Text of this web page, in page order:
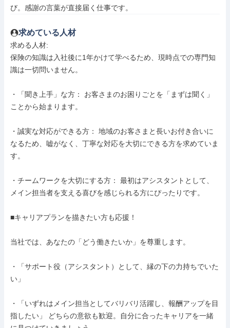
び。感謝の言葉が直接届く仕事です。
求めている人材
求める人材:
保険の知識は入社後に1年かけて学べるため、現時点での専門知
識は一切問いません。
・「聞き上手」な方： お客さまのお困りごとを「まずは聞く」
ことから始まります。
・誠実な対応ができる方： 地域のお客さまと長いお付き合いに
なるため、嘘がなく、丁寧な対応を大切にできる方を求めていま
す。
・チームワークを大切にする方： 最初はアシスタントとして、
メイン担当者を支える喜びを感じられる方にぴったりです。
■キャリアプランを描きたい方も応援！
当社では、あなたの「どう働きたいか」を尊重します。
・「サポート役（アシスタント）として、縁の下の力持ちでいた
い」
・「いずれはメイン担当としてバリバリ活躍し、報酬アップを目
指したい」 どちらの意欲も歓迎。自分に合ったキャリアを一緒